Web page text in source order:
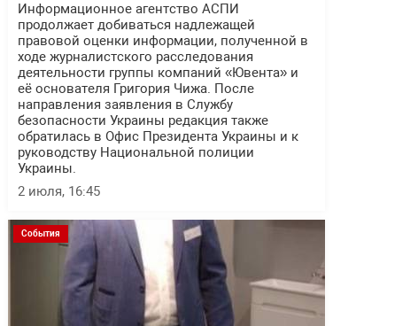
Информационное агентство АСПИ
продолжает добиваться надлежащей
правовой оценки информации, полученной в
ходе журналистского расследования
деятельности группы компаний «Ювента» и
её основателя Григория Чижа. После
направления заявления в Службу
безопасности Украины редакция также
обратилась в Офис Президента Украины и к
руководству Национальной полиции
Украины.
2 июля, 16:45
События